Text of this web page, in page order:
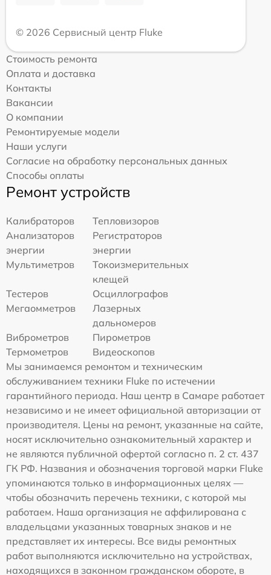
© 2026 Сервисный центр Fluke
Стоимость ремонта
Оплата и доставка
Контакты
Вакансии
О компании
Ремонтируемые модели
Наши услуги
Согласие на обработку персональных данных
Способы оплаты
Ремонт устройств
Калибраторов
Тепловизоров
Анализаторов
энергии
Регистраторов
энергии
Мультиметров
Токоизмерительных
клещей
Тестеров
Осциллографов
Мегаомметров
Лазерных
дальномеров
Виброметров
Пирометров
Термометров
Видеоскопов
Мы занимаемся ремонтом и техническим
обслуживанием техники Fluke по истечении
гарантийного периода. Наш центр в Самаре работает
независимо и не имеет официальной авторизации от
производителя. Цены на ремонт, указанные на сайте,
носят исключительно ознакомительный характер и
не являются публичной офертой согласно п. 2 ст. 437
ГК РФ. Названия и обозначения торговой марки Fluke
упоминаются только в информационных целях —
чтобы обозначить перечень техники, с которой мы
работаем. Наша организация не аффилирована с
владельцами указанных товарных знаков и не
представляет их интересы. Все виды ремонтных
работ выполняются исключительно на устройствах,
находящихся в законном гражданском обороте, в